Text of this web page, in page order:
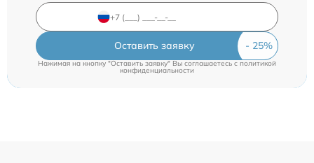
Оставить заявку
Нажимая на кнопку "Оставить заявку" Вы соглашаетесь c политикой
конфиденциальности